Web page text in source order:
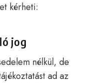
kérheti:
jog
nélkül, de
ad az